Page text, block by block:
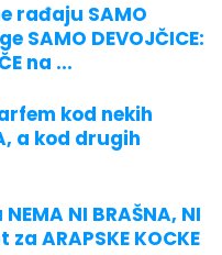
rađaju SAMO
SAMO DEVOJČICE:
na ...
kod nekih
a kod drugih
NI BRAŠNA, NI
za ARAPSKE KOCKE